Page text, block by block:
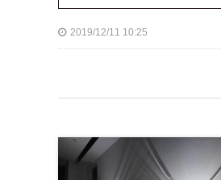
2019/12/11 10:25